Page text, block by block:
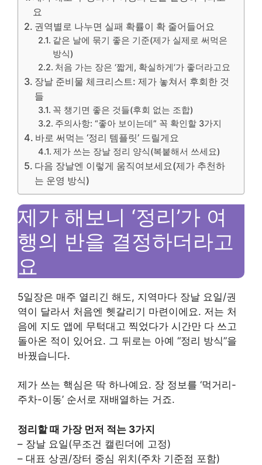
요
권역별로 나누면 실패 확률이 확 줄어들어요
같은 날에 묶기 좋은 기준(제가 실제로 써먹은
방식)
처음 가는 장은 ‘짧게, 확실하게’가 좋더라고요
장날 준비물 체크리스트: 제가 놓쳐서 후회한 것
들
꼭 챙기면 좋은 것들(후회 없는 조합)
주의사항: “좋아 보이는데” 꼭 확인할 3가지
바로 써먹는 ‘정리 템플릿’ 드릴게요
제가 쓰는 장날 정리 양식(복붙해서 쓰세요)
다음 장날엔 이렇게 움직여보세요(제가 추천하
는 운영 방식)
제가 해보니 ‘정리’가 여
행의 반을 결정하더라고
요
5일장은 매주 열리긴 해도, 지역마다 장날 요일/권
역이 달라서 처음엔 헷갈리기 마련이에요. 저는 처
음에 지도 앱에 무턱대고 찍었다가 시간만 다 쓰고
돌아온 적이 있어요. 그 뒤로는 아예 “정리 방식”을
바꿨습니다.
제가 쓰는 핵심은 딱 하나예요. 장 정보를 ‘먹거리-
주차-이동’ 순서로 재배열하는 거죠.
정리할 때 가장 먼저 적는 3가지
– 장날 요일(무조건 캘린더에 고정)
– 대표 상권/장터 중심 위치(주차 기준점 포함)